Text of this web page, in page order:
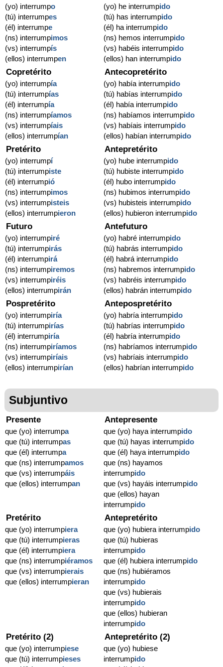
(yo) interrumpo
(tú) interrumpes
(él) interrumpe
(ns) interrumpimos
(vs) interrumpís
(ellos) interrumpen
(yo) he interrumpido
(tú) has interrumpido
(él) ha interrumpido
(ns) hemos interrumpido
(vs) habéis interrumpido
(ellos) han interrumpido
Copretérito
(yo) interrumpía
(tú) interrumpías
(él) interrumpía
(ns) interrumpíamos
(vs) interrumpíais
(ellos) interrumpían
Antecopretérito
(yo) había interrumpido
(tú) habías interrumpido
(él) había interrumpido
(ns) habíamos interrumpido
(vs) habíais interrumpido
(ellos) habían interrumpido
Pretérito
(yo) interrumpí
(tú) interrumpiste
(él) interrumpió
(ns) interrumpimos
(vs) interrumpisteis
(ellos) interrumpieron
Antepretérito
(yo) hube interrumpido
(tú) hubiste interrumpido
(él) hubo interrumpido
(ns) hubimos interrumpido
(vs) hubisteis interrumpido
(ellos) hubieron interrumpido
Futuro
(yo) interrumpiré
(tú) interrumpirás
(él) interrumpirá
(ns) interrumpiremos
(vs) interrumpiréis
(ellos) interrumpirán
Antefuturo
(yo) habré interrumpido
(tú) habrás interrumpido
(él) habrá interrumpido
(ns) habremos interrumpido
(vs) habréis interrumpido
(ellos) habrán interrumpido
Pospretérito
(yo) interrumpiría
(tú) interrumpirías
(él) interrumpiría
(ns) interrumpiríamos
(vs) interrumpiríais
(ellos) interrumpirían
Antepospretérito
(yo) habría interrumpido
(tú) habrías interrumpido
(él) habría interrumpido
(ns) habríamos interrumpido
(vs) habríais interrumpido
(ellos) habrían interrumpido
Subjuntivo
Presente
que (yo) interrumpa
que (tú) interrumpas
que (él) interrumpa
que (ns) interrumpamos
que (vs) interrumpáis
que (ellos) interrumpan
Antepresente
que (yo) haya interrumpido
que (tú) hayas interrumpido
que (él) haya interrumpido
que (ns) hayamos
interrumpido
que (vs) hayáis interrumpido
que (ellos) hayan
interrumpido
Pretérito
que (yo) interrumpiera
que (tú) interrumpieras
que (él) interrumpiera
que (ns) interrumpiéramos
que (vs) interrumpierais
que (ellos) interrumpieran
Antepretérito
que (yo) hubiera interrumpido
que (tú) hubieras
interrumpido
que (él) hubiera interrumpido
que (ns) hubiéramos
interrumpido
que (vs) hubierais
interrumpido
que (ellos) hubieran
interrumpido
Pretérito (2)
que (yo) interrumpiese
que (tú) interrumpieses
Antepretérito (2)
que (yo) hubiese
interrumpido